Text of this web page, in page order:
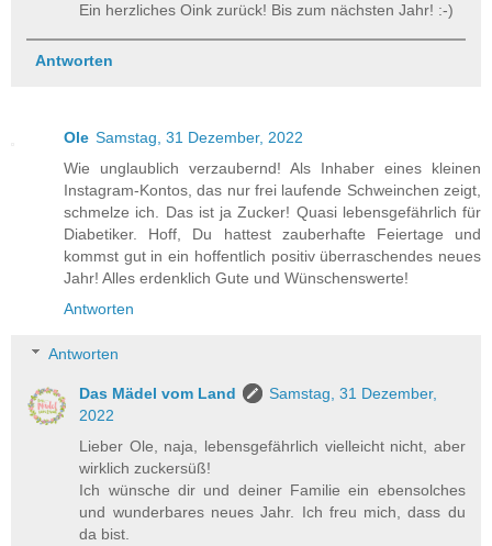
Ein herzliches Oink zurück! Bis zum nächsten Jahr! :-)
Antworten
Ole Samstag, 31 Dezember, 2022
Wie unglaublich verzaubernd! Als Inhaber eines kleinen
Instagram-Kontos, das nur frei laufende Schweinchen zeigt,
schmelze ich. Das ist ja Zucker! Quasi lebensgefährlich für
Diabetiker. Hoff, Du hattest zauberhafte Feiertage und
kommst gut in ein hoffentlich positiv überraschendes neues
Jahr! Alles erdenklich Gute und Wünschenswerte!
Antworten
Antworten
Das Mädel vom Land
Samstag, 31 Dezember,
2022
Lieber Ole, naja, lebensgefährlich vielleicht nicht, aber
wirklich zuckersüß!
Ich wünsche dir und deiner Familie ein ebensolches
und wunderbares neues Jahr. Ich freu mich, dass du
da bist.